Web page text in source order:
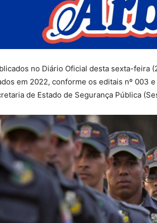
no Diário Oficial desta sexta-feira
em 2022, conforme os editais nº 003
de Estado de Segurança Pública